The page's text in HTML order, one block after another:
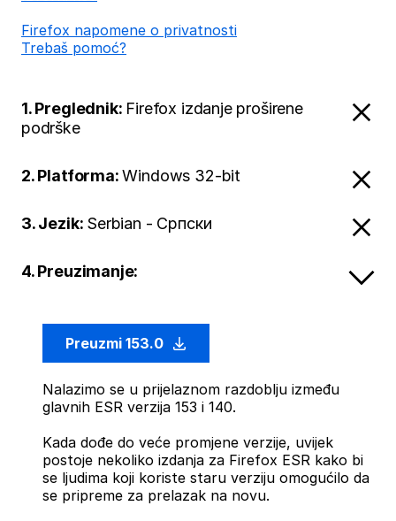
Firefox napomene o privatnosti
Trebaš pomoć?
1. Preglednik: Firefox izdanje proširene
podrške
2. Platforma:Windows 32-bit
3. Jezik: Serbian - Српски
4. Preuzimanje:
Preuzmi 153.0
Nalazimo se u prijelaznom razdoblju između
glavnih ESR verzija 153 i 140.
Kada dođe do veće promjene verzije, uvijek
postoje nekoliko izdanja za Firefox ESR kako bi
se ljudima koji koriste staru verziju omogućilo da
se pripreme za prelazak na novu.